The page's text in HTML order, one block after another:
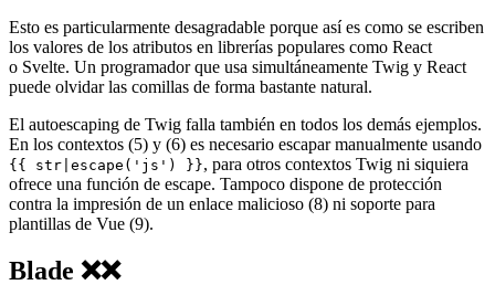
Esto es particularmente desagradable porque así es como se escriben
los valores de los atributos en librerías populares como React
o Svelte. Un programador que usa simultáneamente Twig y React
puede olvidar las comillas de forma bastante natural.
El autoescaping de Twig falla también en todos los demás ejemplos.
En los contextos (5) y (6) es necesario escapar manualmente usando
{{ str|escape('js') }}, para otros contextos Twig ni siquiera
ofrece una función de escape. Tampoco dispone de protección
contra la impresión de un enlace malicioso (8) ni soporte para
plantillas de Vue (9).
Blade ❌❌